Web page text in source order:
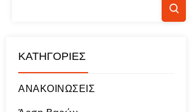
KΑΤΗΓΟΡΊΕΣ
ΑΝΑΚΟΙΝΩΣΕΙΣ